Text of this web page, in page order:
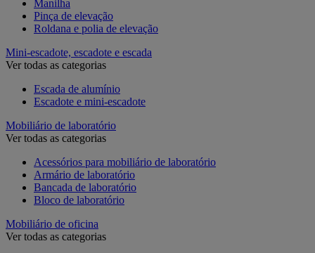
Manilha
Pinça de elevação
Roldana e polia de elevação
Mini-escadote, escadote e escada
Ver todas as categorias
Escada de alumínio
Escadote e mini-escadote
Mobiliário de laboratório
Ver todas as categorias
Acessórios para mobiliário de laboratório
Armário de laboratório
Bancada de laboratório
Bloco de laboratório
Mobiliário de oficina
Ver todas as categorias